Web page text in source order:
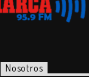
Nosotros